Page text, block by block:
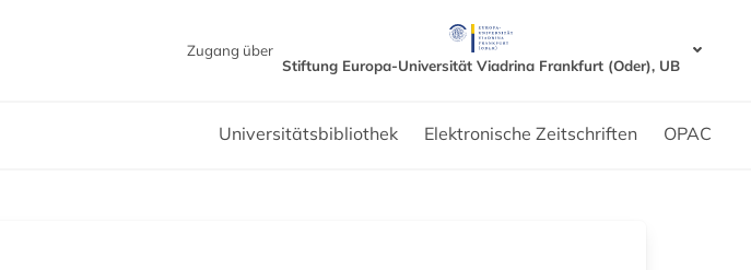
Zugang über
Stiftung Europa-Universität Viadrina Frankfurt (Oder), UB
Universitätsbibliothek Elektronische Zeitschriften OPAC